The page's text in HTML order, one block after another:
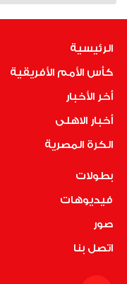
الرئيسية
كأس الأمم الأفريقية
أخر الأخبار
أخبار الاهلى
الكرة المصرية
بطولات
فيديوهات
صور
اتصل بنا